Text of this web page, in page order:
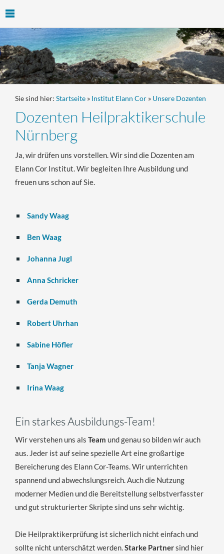
Sie sind hier: Startseite » Institut Elann Cor » Unsere Dozenten
Dozenten Heilpraktikerschule
Nürnberg
Ja, wir drüfen uns vorstellen. Wir sind die Dozenten am
Elann Cor Institut. Wir begleiten Ihre Ausbildung und
freuen uns schon auf Sie.
Sandy Waag
Ben Waag
Johanna Jugl
Anna Schricker
Gerda Demuth
Robert Uhrhan
Sabine Höfler
Tanja Wagner
Irina Waag
Ein starkes Ausbildungs-Team!
Wir verstehen uns als Team und genau so bilden wir auch
aus. Jeder ist auf seine spezielle Art eine großartige
Bereicherung des Elann Cor-Teams. Wir unterrichten
spannend und abwechslungsreich. Auch die Nutzung
moderner Medien und die Bereitstellung selbstverfasster
und gut strukturierter Skripte sind uns sehr wichtig.
Die Heilpraktikerprüfung ist sicherlich nicht einfach und
sollte nicht unterschätzt werden.Starke Partnersind hier